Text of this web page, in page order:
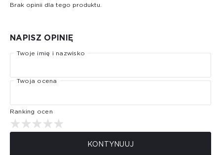
Brak opinii dla tego produktu.
NAPISZ OPINIĘ
Twoje imię i nazwisko
Twoja ocena
Ranking ocen
KONTYNUUJ